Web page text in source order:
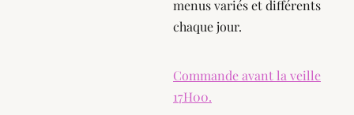
menus variés et différents
chaque jour.
Commande avant la veille
17H00.